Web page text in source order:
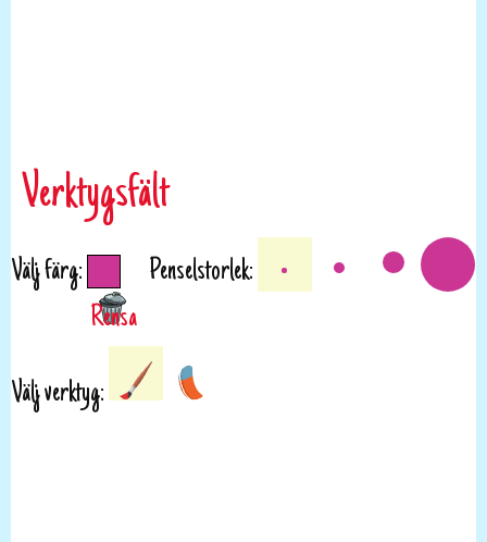
Verktygsfält
Välj färg: Penselstorlek:
Välj verktyg: